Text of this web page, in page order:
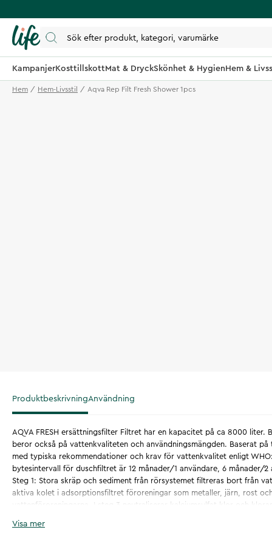
KampanjerKosttillskottMat & DryckSkönhet & HygienHem &
Hem Hem-Livsstil Aqva Rep Filt Fresh Shower 1pcs
ProduktbeskrivningAnvändning
AQVA FRESH ersättningsfilter Filtret har en kapacitet på ca 8000 liter.
beror också på vattenkvaliteten och användningsmängden. Baserat på
med typiska rekommendationer och krav för vattenkvalitet enligt
bytesintervall för duschfiltret är 12 månader/1 användare, 6 månader/2
Steg 1: Stora skräp och sediment från rörsystemet filtreras bort från
aktiva kolet i adsorptionsfiltret föroreningar som metaller, järn, rost
vattenföroreningarna. I steg 3 neutraliserar kalciumsulfat klor och
och duschhuvudet. I steg 4 passerar vattnet genom ytterligare en cell
Visa mer